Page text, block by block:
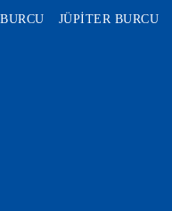
JÜPİTER BURCU